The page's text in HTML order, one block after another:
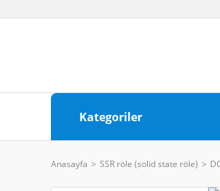
Kategoriler
Anasayfa SSR röle (solid state röle)